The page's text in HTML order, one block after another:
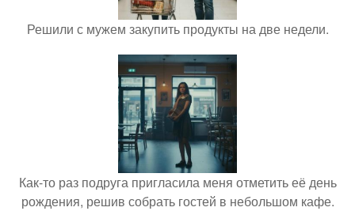
Решили с мужем закупить продукты на две недели.
Как-то раз подруга пригласила меня отметить её день
рождения, решив собрать гостей в небольшом кафе.